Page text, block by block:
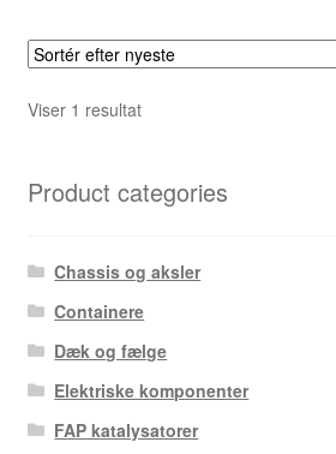
Viser 1 resultat
Product categories
Chassis og aksler
Containere
Dæk og fælge
Elektriske komponenter
FAP katalysatorer